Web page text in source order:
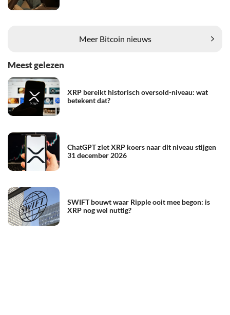
Meer Bitcoin nieuws
Meest gelezen
XRP bereikt historisch oversold-niveau: wat
betekent dat?
ChatGPT ziet XRP koers naar dit niveau stijgen
31 december 2026
SWIFT bouwt waar Ripple ooit mee begon: is
XRP nog wel nuttig?